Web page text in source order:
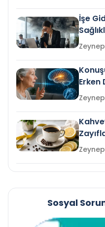
İşe
Gelir
Erken
mi?
Sosyal